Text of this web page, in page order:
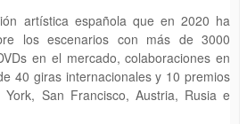
artística española que en 2020 ha
los escenarios con más de 3000
en el mercado, colaboraciones en
40 giras internacionales y 10 premios
San Francisco, Austria, Rusia e